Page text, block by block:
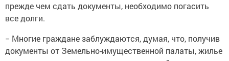
прежде чем сдать документы, необходимо погасить
все долги.
− Многие граждане заблуждаются, думая, что, получив
документы от Земельно-имущественной палаты, жилье